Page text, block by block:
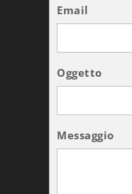
Email
Oggetto
Messaggio